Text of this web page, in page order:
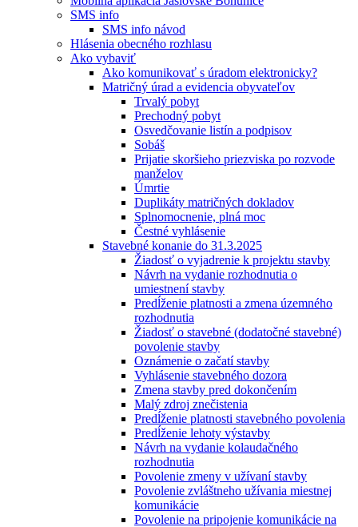
SMS info
SMS info návod
Hlásenia obecného rozhlasu
Ako vybaviť
Ako komunikovať s úradom elektronicky?
Matričný úrad a evidencia obyvateľov
Trvalý pobyt
Prechodný pobyt
Osvedčovanie listín a podpisov
Sobáš
Prijatie skoršieho priezviska po rozvode
manželov
Úmrtie
Duplikáty matričných dokladov
Splnomocnenie, plná moc
Čestné vyhlásenie
Stavebné konanie do 31.3.2025
Žiadosť o vyjadrenie k projektu stavby
Návrh na vydanie rozhodnutia o
umiestnení stavby
Predĺženie platnosti a zmena územného
rozhodnutia
Žiadosť o stavebné (dodatočné stavebné)
povolenie stavby
Oznámenie o začatí stavby
Vyhlásenie stavebného dozora
Zmena stavby pred dokončením
Malý zdroj znečistenia
Predĺženie platnosti stavebného povolenia
Predĺženie lehoty výstavby
Návrh na vydanie kolaudačného
rozhodnutia
Povolenie zmeny v užívaní stavby
Povolenie zvláštneho užívania miestnej
komunikácie
Povolenie na pripojenie komunikácie na